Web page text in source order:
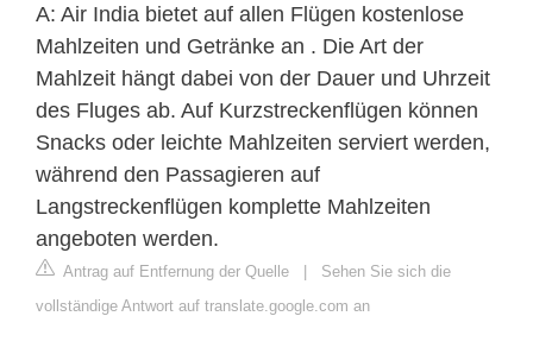
A: Air India bietet auf allen Flügen kostenlose
Mahlzeiten und Getränke an . Die Art der
Mahlzeit hängt dabei von der Dauer und Uhrzeit
des Fluges ab. Auf Kurzstreckenflügen können
Snacks oder leichte Mahlzeiten serviert werden,
während den Passagieren auf
Langstreckenflügen komplette Mahlzeiten
angeboten werden.
Antrag auf Entfernung der Quelle | Sehen Sie sich die
vollständige Antwort auf translate.google.com an